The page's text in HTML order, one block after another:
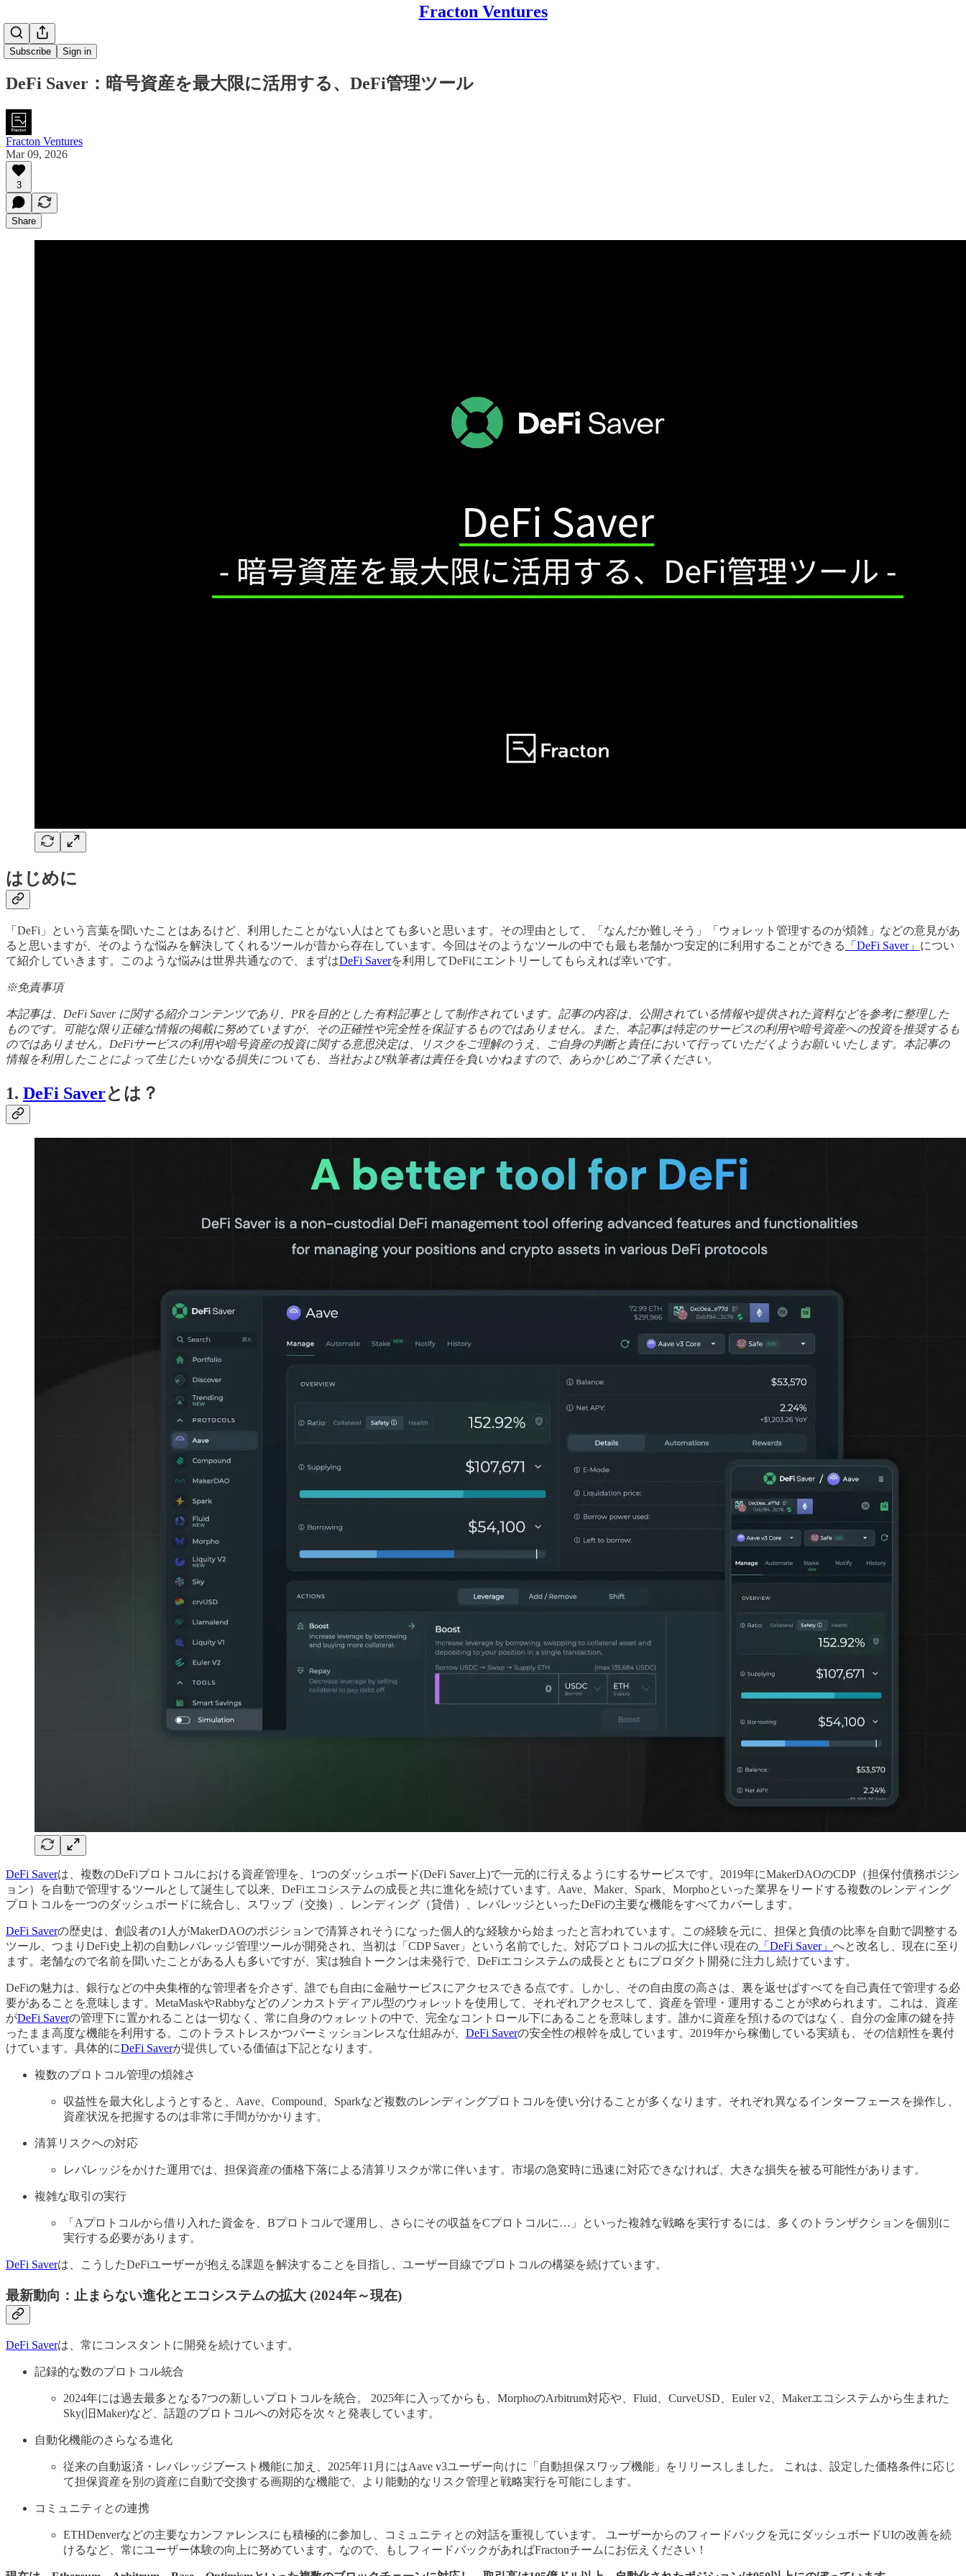
Fracton Ventures
Subscribe Sign in
DeFi Saver：暗号資産を最大限に活用する、DeFi管理ツール
Fracton Ventures
Mar 09, 2026
3
Share
はじめに
「DeFi」という言葉を聞いたことはあるけど、利用したことがない人はとても多いと思います。その理由として、「なんだか難しそう」「ウォレット管理するのが煩雑」などの意見があ
ると思いますが、そのような悩みを解決してくれるツールが昔から存在しています。今回はそのようなツールの中でも最も老舗かつ安定的に利用することができる
「DeFi Saver」 につい
て紹介していきます。このような悩みは世界共通なので、まずはDeFi Saverを利用してDeFiにエントリーしてもらえれば幸いです。
※免責事項
本記事は、DeFi Saver に関する紹介コンテンツであり、PRを目的とした有料記事として制作されています。記事の内容は、公開されている情報や提供された資料などを参考に整理した
ものです。可能な限り正確な情報の掲載に努めていますが、その正確性や完全性を保証するものではありません。また、本記事は特定のサービスの利用や暗号資産への投資を推奨するも
のではありません。DeFiサービスの利用や暗号資産の投資に関する意思決定は、リスクをご理解のうえ、ご自身の判断と責任において行っていただくようお願いいたします。本記事の
情報を利用したことによって生じたいかなる損失についても、当社および執筆者は責任を負いかねますので、あらかじめご了承ください。
1. DeFi Saverとは？
DeFi Saverは、複数のDeFiプロトコルにおける資産管理を、1つのダッシュボード(DeFi Saver上)で一元的に行えるようにするサービスです。2019年にMakerDAOのCDP（担保付債務ポジシ
ョン）を自動で管理するツールとして誕生して以来、DeFiエコシステムの成長と共に進化を続けています。Aave、Maker、Spark、Morphoといった業界をリードする複数のレンディング
プロトコルを一つのダッシュボードに統合し、スワップ（交換）、レンディング（貸借）、レバレッジといったDeFiの主要な機能をすべてカバーします。
DeFi Saverの歴史は、創設者の1人がMakerDAOのポジションで清算されそうになった個人的な経験から始まったと言われています。この経験を元に、担保と負債の比率を自動で調整する
ツール、つまりDeFi史上初の自動レバレッジ管理ツールが開発され、当初は「CDP Saver」という名前でした。対応プロトコルの拡大に伴い現在の 「DeFi Saver」 へと改名し、現在に至り
ます。老舗なので名前を聞いたことがある人も多いですが、実は独自トークンは未発行で、DeFiエコシステムの成長とともにプロダクト開発に注力し続けています。
DeFiの魅力は、銀行などの中央集権的な管理者を介さず、誰でも自由に金融サービスにアクセスできる点です。しかし、その自由度の高さは、裏を返せばすべてを自己責任で管理する必
要があることを意味します。MetaMaskやRabbyなどのノンカストディアル型のウォレットを使用して、それぞれアクセスして、資産を管理・運用することが求められます。これは、資産
がDeFi Saverの管理下に置かれることは一切なく、常に自身のウォレットの中で、完全なコントロール下にあることを意味します。誰かに資産を預けるのではなく、自分の金庫の鍵を持
ったまま高度な機能を利用する。このトラストレスかつパーミッションレスな仕組みが、 DeFi Saverの安全性の根幹を成しています。2019年から稼働している実績も、その信頼性を裏付
けています。具体的にDeFi Saverが提供している価値は下記となります。
複数のプロトコル管理の煩雑さ
収益性を最大化しようとすると、Aave、Compound、Sparkなど複数のレンディングプロトコルを使い分けることが多くなります。それぞれ異なるインターフェースを操作し、
資産状況を把握するのは非常に手間がかかります。
清算リスクへの対応
レバレッジをかけた運用では、担保資産の価格下落による清算リスクが常に伴います。市場の急変時に迅速に対応できなければ、大きな損失を被る可能性があります。
複雑な取引の実行
「Aプロトコルから借り入れた資金を、Bプロトコルで運用し、さらにその収益をCプロトコルに…」といった複雑な戦略を実行するには、多くのトランザクションを個別に
実行する必要があります。
DeFi Saverは、こうしたDeFiユーザーが抱える課題を解決することを目指し、ユーザー目線でプロトコルの構築を続けています。
最新動向：止まらない進化とエコシステムの拡大 (2024年～現在)
DeFi Saverは、常にコンスタントに開発を続けています。
記録的な数のプロトコル統合
2024年には過去最多となる7つの新しいプロトコルを統合。 2025年に入ってからも、MorphoのArbitrum対応や、Fluid、CurveUSD、Euler v2、Makerエコシステムから生まれた
Sky(旧Maker)など、話題のプロトコルへの対応を次々と発表しています。
自動化機能のさらなる進化
従来の自動返済・レバレッジブースト機能に加え、2025年11月にはAave v3ユーザー向けに「自動担保スワップ機能」をリリースしました。 これは、設定した価格条件に応じ
て担保資産を別の資産に自動で交換する画期的な機能で、より能動的なリスク管理と戦略実行を可能にします。
コミュニティとの連携
ETHDenverなどの主要なカンファレンスにも積極的に参加し、コミュニティとの対話を重視しています。 ユーザーからのフィードバックを元にダッシュボードUIの改善を続
けるなど、常にユーザー体験の向上に努めています。なので、もしフィードバックがあればFractonチームにお伝えください！